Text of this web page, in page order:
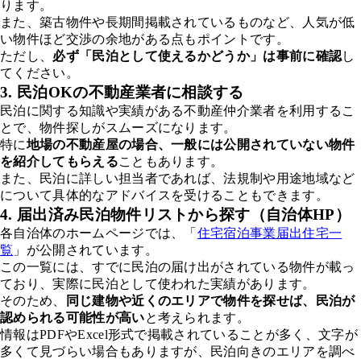
ります。
また、築古物件や長期間掲載されているものなど、人気が低
い物件ほど交渉の余地がある点もポイントです。
ただし、 必ず「民泊として使えるかどうか」は事前に確認し
てください。
3. 民泊OKの不動産業者に相談する
民泊に関する知識や実績がある不動産仲介業者を利用するこ
とで、物件探しがスムーズになります。
特に地場の不動産屋の場合、一般には公開されていない物件
を紹介してもらえることもあります。
また、民泊に詳しい担当者であれば、法規制や用途地域など
について具体的なアドバイスを受けることもできます。
4. 届出済み民泊物件リストから探す（自治体HP）
各自治体のホームページでは、「 住宅宿泊事業届出住宅一
覧 」が公開されています。
この一覧には、すでに民泊の届け出がされている物件が載っ
ており、実際に民泊として使われた実績があります。
そのため、
同じ建物や近くのエリアで物件を探せば、民泊が
認められる可能性が高いと考えられます。
情報はPDFやExcel形式で掲載されていることが多く、文字が
多くて見づらい場合もありますが、民泊向きのエリアを調べ